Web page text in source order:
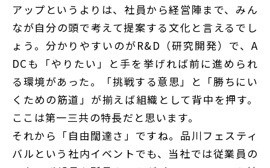
アップというよりは、社員から経営陣まで、みん
なが自分の頭で考えて提案する文化と言えるでし
ょう。分かりやすいのがR&D（研究開発）で、A
DCも「やりたい」と手を挙げれば前に進められ
る環境があった。「挑戦する意思」と「勝ちにい
くための筋道」が揃えば組織として背中を押す。
ここは第一三共の特長だと思います。
それから「自由闊達さ」ですね。品川フェスティ
バルという社内イベントでも、当社では従業員の